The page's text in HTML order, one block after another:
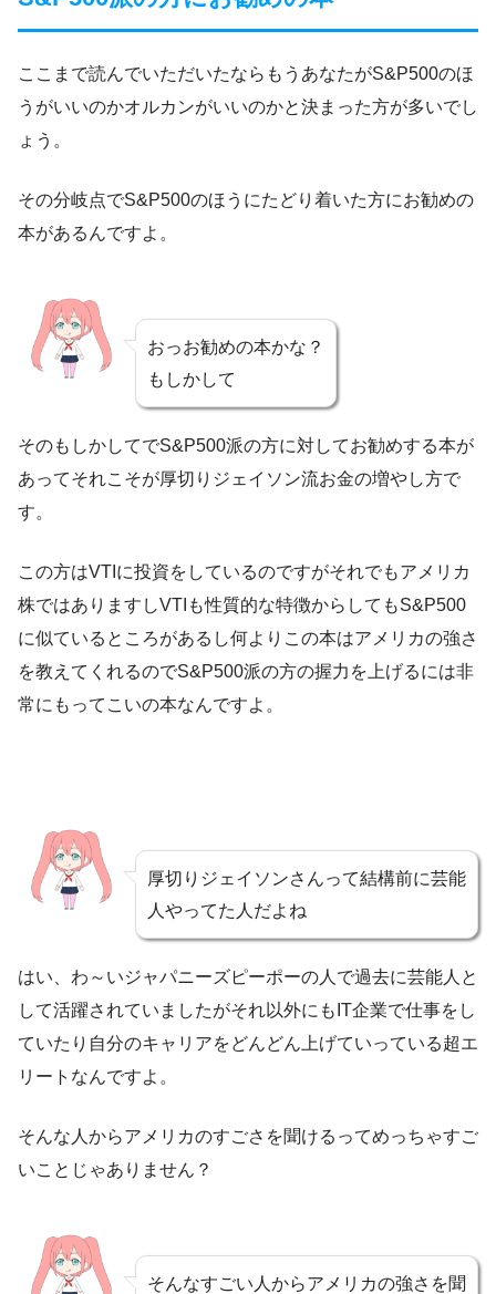
ここまで読んでいただいたならもうあなたがS&P500のほ
うがいいのかオルカンがいいのかと決まった方が多いでし
ょう。
その分岐点でS&P500のほうにたどり着いた方にお勧めの
本があるんですよ。
おっお勧めの本かな？
もしかして
そのもしかしてでS&P500派の方に対してお勧めする本が
あってそれこそが厚切りジェイソン流お金の増やし方で
す。
この方はVTIに投資をしているのですがそれでもアメリカ
株ではありますしVTIも性質的な特徴からしてもS&P500
に似ているところがあるし何よりこの本はアメリカの強さ
を教えてくれるのでS&P500派の方の握力を上げるには非
常にもってこいの本なんですよ。
厚切りジェイソンさんって結構前に芸能
人やってた人だよね
はい、わ～いジャパニーズピーポーの人で過去に芸能人と
して活躍されていましたがそれ以外にもIT企業で仕事をし
ていたり自分のキャリアをどんどん上げていっている超エ
リートなんですよ。
そんな人からアメリカのすごさを聞けるってめっちゃすご
いことじゃありません？
そんなすごい人からアメリカの強さを聞